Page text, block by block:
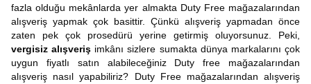
fazla olduğu mekânlarda yer almakta Duty Free mağazalarından
alışveriş yapmak çok basittir. Çünkü alışveriş yapmadan önce
zaten pek çok prosedürü yerine getirmiş oluyorsunuz. Peki,
vergisiz alışveriş imkânı sizlere sumakta dünya markalarını çok
uygun fiyatlı satın alabileceğiniz Duty free mağazalarından
alışveriş nasıl yapabiliriz? Duty Free mağazalarından alışveriş